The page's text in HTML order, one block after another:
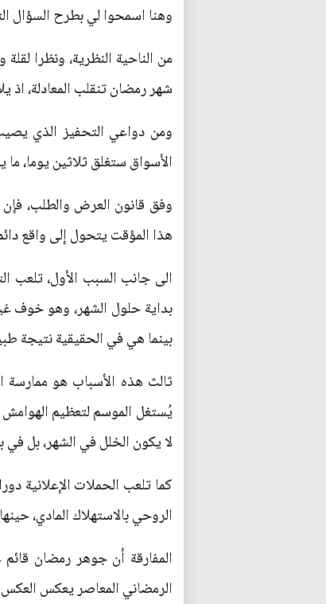
وهنا اسمحوا لي بطرح السؤال
من الناحية النظرية، ونظرا
شهر رمضان تنقلب المعادلة، اذ
ومن دواعي التحفيز الذي
الأسواق ستغلق ثلاثين يوما،
وفق قانون العرض والطلب،
هذا المؤقت يتحول إلى واقع
الى جانب السبب الأول، تلعب
بداية حلول الشهر، وهو خوف
بينما هي في الحقيقية نتيجة
ثالث هذه الأسباب هو ممارسة
يُستغل الموسم لتعظيم
لا يكون الخلل في الشهر، بل
كما تلعب الحملات الإعلانية
الروحي بالاستهلاك المادي،
المفارقة أن جوهر رمضان
الرمضاني المعاصر يعكس